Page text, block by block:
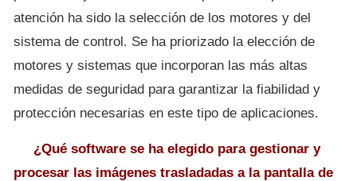
atención ha sido la selección de los motores y del
sistema de control. Se ha priorizado la elección de
motores y sistemas que incorporan las más altas
medidas de seguridad para garantizar la fiabilidad y
protección necesarias en este tipo de aplicaciones.
¿Qué software se ha elegido para gestionar y
procesar las imágenes trasladadas a la pantalla de